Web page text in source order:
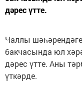
дәрес үтте.
Чаллы
бакчасында юл
дәрес үтте. Аны
үткәрде.